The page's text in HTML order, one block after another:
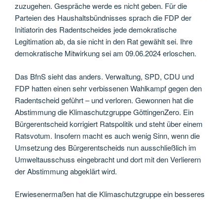
zuzugehen. Gespräche werde es nicht geben. Für die
Parteien des Haushaltsbündnisses sprach die FDP der
Initiatorin des Radentscheides jede demokratische
Legitimation ab, da sie nicht in den Rat gewählt sei. Ihre
demokratische Mitwirkung sei am 09.06.2024 erloschen.
Das BfnS sieht das anders. Verwaltung, SPD, CDU und
FDP hatten einen sehr verbissenen Wahlkampf gegen den
Radentscheid geführt – und verloren. Gewonnen hat die
Abstimmung die Klimaschutzgruppe GöttingenZero. Ein
Bürgerentscheid korrigiert Ratspolitik und steht über einem
Ratsvotum. Insofern macht es auch wenig Sinn, wenn die
Umsetzung des Bürgerentscheids nun ausschließlich im
Umweltausschuss eingebracht und dort mit den Verlierern
der Abstimmung abgeklärt wird.
Erwiesenermaßen hat die Klimaschutzgruppe ein besseres